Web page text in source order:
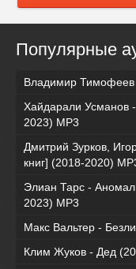
Популярные
Владимир Тимофеев
Хайдарали Усманов
2023) МР3
Дмитрий Зурков,
книг] (2018-2020)
Элиан Тарс -
2023) MP3
Макс Вальтер -
Клим Жуков - Дед